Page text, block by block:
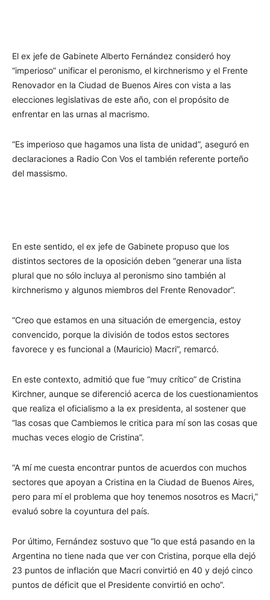
El ex jefe de Gabinete Alberto Fernández consideró hoy
“imperioso” unificar el peronismo, el kirchnerismo y el Frente
Renovador en la Ciudad de Buenos Aires con vista a las
elecciones legislativas de este año, con el propósito de
enfrentar en las urnas al macrismo.
“Es imperioso que hagamos una lista de unidad”, aseguró en
declaraciones a Radio Con Vos el también referente porteño
del massismo.
En este sentido, el ex jefe de Gabinete propuso que los
distintos sectores de la oposición deben “generar una lista
plural que no sólo incluya al peronismo sino también al
kirchnerismo y algunos miembros del Frente Renovador”.
“Creo que estamos en una situación de emergencia, estoy
convencido, porque la división de todos estos sectores
favorece y es funcional a (Mauricio) Macri”, remarcó.
En este contexto, admitió que fue “muy crítico” de Cristina
Kirchner, aunque se diferenció acerca de los cuestionamientos
que realiza el oficialismo a la ex presidenta, al sostener que
“las cosas que Cambiemos le critica para mí son las cosas que
muchas veces elogio de Cristina”.
“A mí me cuesta encontrar puntos de acuerdos con muchos
sectores que apoyan a Cristina en la Ciudad de Buenos Aires,
pero para mí el problema que hoy tenemos nosotros es Macri,”
evaluó sobre la coyuntura del país.
Por último, Fernández sostuvo que “lo que está pasando en la
Argentina no tiene nada que ver con Cristina, porque ella dejó
23 puntos de inflación que Macri convirtió en 40 y dejó cinco
puntos de déficit que el Presidente convirtió en ocho”.